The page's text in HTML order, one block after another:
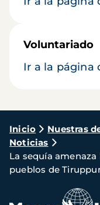
Voluntariado
Ir a la página
Ruta
de
navegación
Inicio Nuestras
Noticias
La sequía
pueblos de